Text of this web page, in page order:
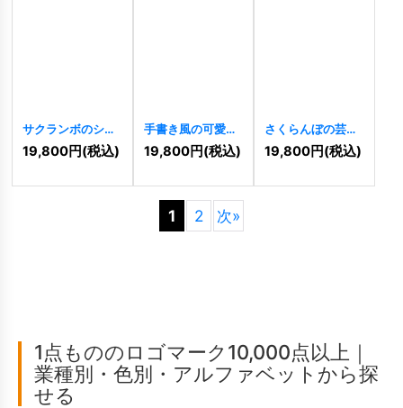
サクランボのシン
ボリックなロゴ
1908
19,800円(税込)
手書き風の可愛ら
しいさくらんぼの
ロゴ 1895]
19,800円(税込)
さくらんぼの芸術
的なロゴ[1898]
19,800円(税込)
1 2 次»
1点もののロゴマーク10,000点以上｜
業種別・色別・アルファベットから探
せる